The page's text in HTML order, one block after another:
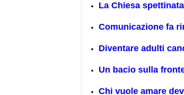
La Chiesa
Comunicazione fa
Diventare adulti
Un bacio sulla
Chi vuole amare